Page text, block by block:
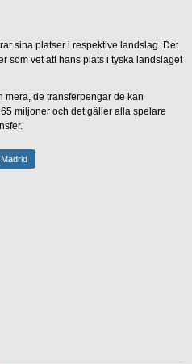
sina platser i respektive landslag. Det
som vet att hans plats i tyska landslaget
mera, de transferpengar de kan
miljoner och det gäller alla spelare